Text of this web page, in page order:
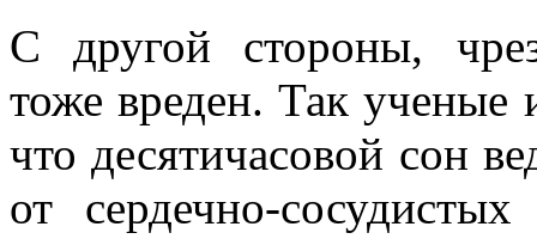
С другой стороны,
тоже вреден. Так ученые
что десятичасовой сон
от сердечно-